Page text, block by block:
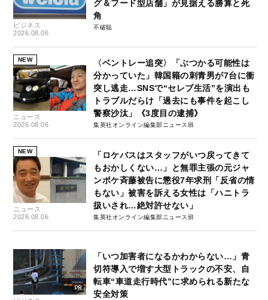
ビジネス
2026.08.06
グ＆フード型店舗」が見据える勝算と死
角
不破聡
NEW
ニュース
2026.08.06
〈ベントレー追突〉「ぶつかる可能性は
分かっていた」韓国籍の刺青男が7台に衝
突し逃走…SNSで“セレブ生活”を演出も
トラブルだらけ「過去にも事件を起こし
警察沙汰」《3度目の逮捕》
集英社オンライン編集部ニュース班
NEW
ニュース
2026.08.06
「ロケバスはスタッフがいつ戻ってきて
もおかしくない…」と無罪主張の元ジャ
ンポケ斉藤被告に懲役7年求刑「反省の情
もない」被害を訴える女性は「ハニトラ
扱いされ…絶対許せない」
集英社オンライン編集部ニュース班
「いつ加害者になるかわからない…」青
切符導入で増す大型トラックの不安、自
転車“車道走行時代”に求められる新たな
安全対策